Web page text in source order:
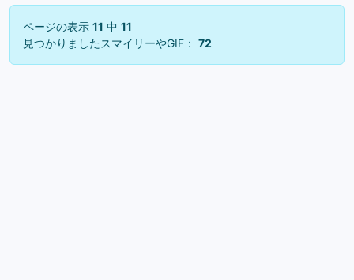
ページの表示 11 中 11
見つかりましたスマイリーやGIF： 72